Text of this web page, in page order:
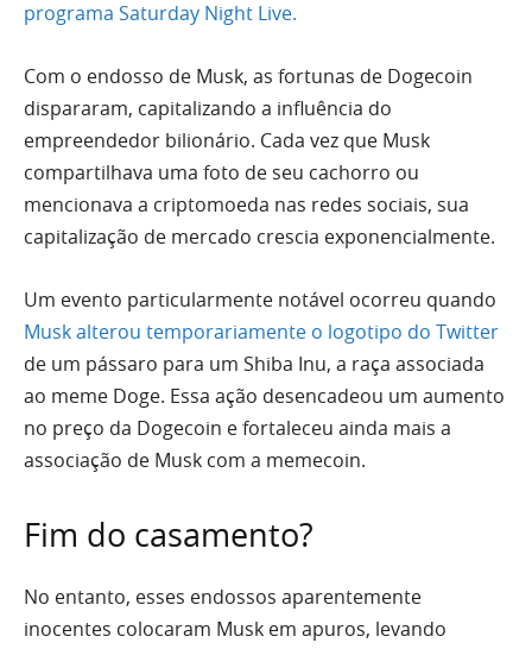
programa Saturday Night Live.
Com o endosso de Musk, as fortunas de Dogecoin
dispararam, capitalizando a influência do
empreendedor bilionário. Cada vez que Musk
compartilhava uma foto de seu cachorro ou
mencionava a criptomoeda nas redes sociais, sua
capitalização de mercado crescia exponencialmente.
Um evento particularmente notável ocorreu quando
Musk alterou temporariamente o logotipo do Twitter
de um pássaro para um Shiba Inu, a raça associada
ao meme Doge. Essa ação desencadeou um aumento
no preço da Dogecoin e fortaleceu ainda mais a
associação de Musk com a memecoin.
Fim do casamento?
No entanto, esses endossos aparentemente
inocentes colocaram Musk em apuros, levando